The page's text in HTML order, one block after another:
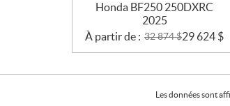
Honda BF250 250DXRC
2025
À partir de : 32 874$29 624 $
Les données sont